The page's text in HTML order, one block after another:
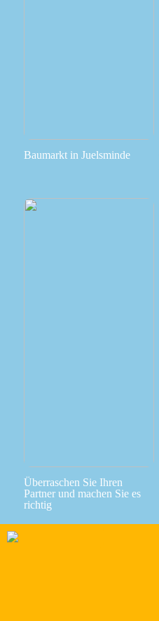
Baumarkt in Juelsminde
Überraschen Sie Ihren
Partner und machen Sie es
richtig